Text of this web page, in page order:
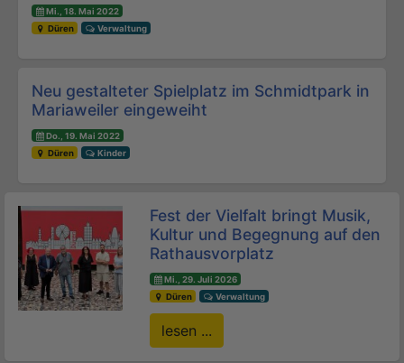
Mi., 18. Mai 2022
Düren
Verwaltung
Neu gestalteter Spielplatz im Schmidtpark in
Mariaweiler eingeweiht
Do., 19. Mai 2022
Düren
Kinder
Fest der Vielfalt bringt Musik,
Kultur und Begegnung auf den
Rathausvorplatz
Mi., 29. Juli 2026
Düren
Verwaltung
lesen ...